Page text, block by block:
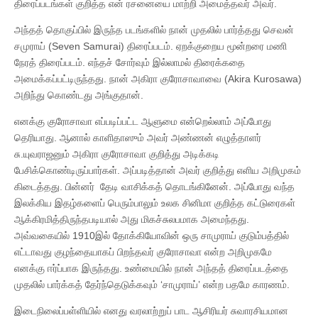
திரைப்படங்கள் குறித்த என் ரசனையை மாற்றி அமைத்தவர் அவர்.
அந்தத் தொகுப்பில் இருந்த படங்களில் நான் முதலில் பார்த்தது செவன்
சமுராய் (Seven Samurai) திரைப்படம். ஏறக்குறைய மூன்றரை மணி
நேரத் திரைப்படம். எந்தச் சோர்வும் இல்லாமல் திரைக்கதை
அமைக்கப்பட்டிருந்தது. நான் அகிரா குரோசாவாவை (Akira Kurosawa)
அறிந்து கொண்டது அங்குதான்.
எனக்கு குரோசாவா எப்படிப்பட்ட ஆளுமை என்றெல்லாம் அப்போது
தெரியாது. ஆனால் காளிதாஸும் அவர் அண்ணன் எழுத்தாளர்
சு.யுவராஜனும் அகிரா குரோசாவா குறித்து அடிக்கடி
பேசிக்கொண்டிருப்பார்கள். அப்படித்தான் அவர் குறித்து எளிய அறிமுகம்
கிடைத்தது. பின்னர் தேடி வாசிக்கத் தொடங்கினேன். அப்போது வந்த
இலக்கிய இதழ்களைப் பெரும்பாலும் உலக சினிமா குறித்த கட்டுரைகள்
ஆக்கிரமித்திருந்தபடியால் அது மிகச்சுலபமாக அமைந்தது.
அவ்வகையில் 1910இல் தோக்கியோவின் ஒரு சாமுராய் குடும்பத்தில்
எட்டாவது குழந்தையாகப் பிறந்தவர் குரோசாவா என்ற அறிமுகமே
எனக்கு ஈர்ப்பாக இருந்தது. உண்மையில் நான் அந்தத் திரைப்படத்தை
முதலில் பார்க்கத் தேர்ந்தெடுக்கவும் ‘சாமுராய்’ என்ற பதமே காரணம்.
இடைநிலைப்பள்ளியில் எனது வரலாற்றுப் பாட ஆசிரியர் சுவாரசியமான